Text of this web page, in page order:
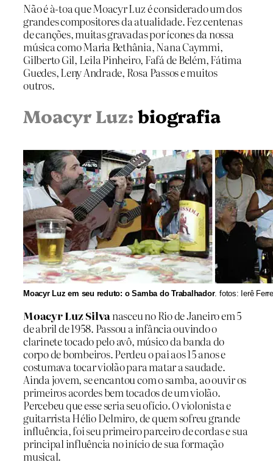
Não é à-toa que Moacyr Luz é considerado um dos
grandes compositores da atualidade. Fez centenas
de canções, muitas gravadas por ícones da nossa
música como Maria Bethânia, Nana Caymmi,
Gilberto Gil, Leila Pinheiro, Fafá de Belém, Fátima
Guedes, Leny Andrade, Rosa Passos e muitos
outros.
Moacyr Luz: biografia
Moacyr Luz em seu reduto: o Samba do Trabalhador. fotos: Ierê
Moacyr Luz Silvanasceu no Rio de Janeiro em 5
de abril de 1958. Passou a infância ouvindo o
clarinete tocado pelo avô, músico da banda do
corpo de bombeiros. Perdeu o pai aos 15 anos e
costumava tocar violão para matar a saudade.
Ainda jovem, se encantou com o samba, ao ouvir os
primeiros acordes bem tocados de um violão.
Percebeu que esse seria seu ofício. O violonista e
guitarrista Hélio Delmiro, de quem sofreu grande
influência, foi seu primeiro parceiro de cordas e sua
principal influência no início de sua formação
musical.